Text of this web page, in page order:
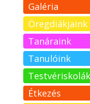
Galéria
Öregdiákjaink
Tanáraink
Tanulóink
Testvériskolák
Étkezés